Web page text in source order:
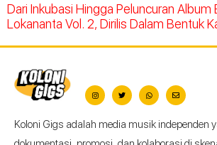
Dari Inkubasi Hingga Peluncuran Album
Lokananta Vol. 2, Dirilis Dalam Bentuk
Koloni Gigs adalah media musik independen